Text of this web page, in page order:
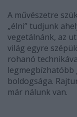
A művészetre
„élni” tudjunk
vegetálnánk, az
világ egyre
rohanó
legmegbízhatóbb
boldogsága.
már nálunk van.